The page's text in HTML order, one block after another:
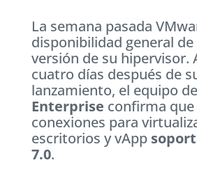
La semana pasada
disponibilidad general de
versión de su hipervisor.
cuatro días después de
lanzamiento, el equipo de
Enterprise confirma
conexiones para
escritorios y vApp
7.0.